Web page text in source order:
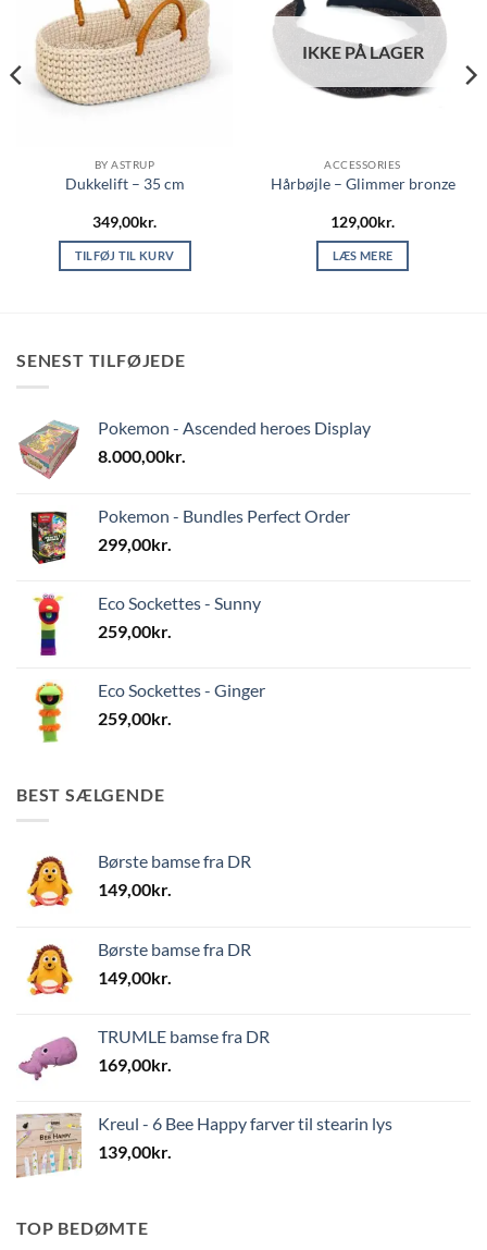
BY ASTRUP
Dukkelift – 35 cm
349,00kr.
TILFØJ TIL KURV
IKKE PÅ LAGER
ACCESSORIES
Hårbøjle – Glimmer bronze
129,00kr.
LÆS MERE
SENEST TILFØJEDE
Pokemon - Ascended heroes Display
8.000,00kr.
Pokemon - Bundles Perfect Order
299,00kr.
Eco Sockettes - Sunny
259,00kr.
Eco Sockettes - Ginger
259,00kr.
BEST SÆLGENDE
Børste bamse fra DR
149,00kr.
Børste bamse fra DR
149,00kr.
TRUMLE bamse fra DR
169,00kr.
Kreul - 6 Bee Happy farver til stearin lys
139,00kr.
TOP BEDØMTE